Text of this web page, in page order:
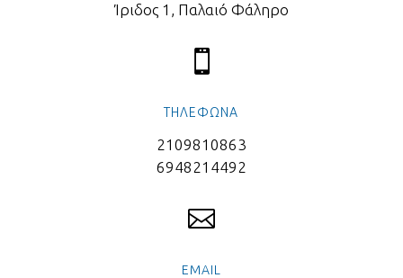
Ίριδος 1, Παλαιό Φάληρο

ΤΗΛΕΦΩΝΑ
2109810863
6948214492

EMAIL